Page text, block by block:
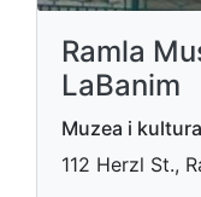
Ramla
LaBanim
Muzea i kultura
112 Herzl St.,